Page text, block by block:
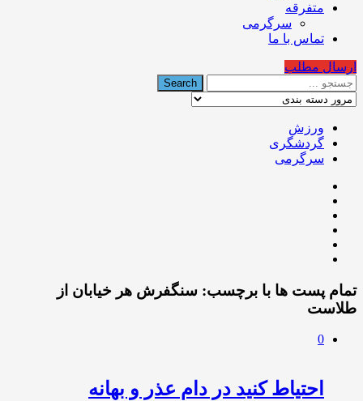
متفرقه
سرگرمی
تماس با ما
ارسال مطلب
ورزش
گردشگری
سرگرمی
تمام پست ها با برچسب: سنگفرش هر خیابان از
طلاست
0
احتیاط كنید در دام عذر و بهانه